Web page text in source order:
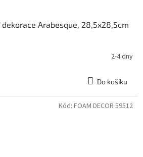
Arabesque, 28,5x28,5cm
2-4 dny
Do košíku
Kód: FOAM DECOR 59512